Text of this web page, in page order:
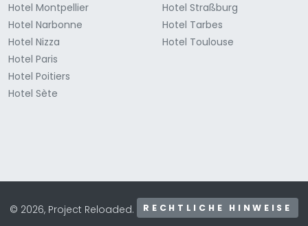
Hotel Montpellier
Hotel Narbonne
Hotel Nizza
Hotel Paris
Hotel Poitiers
Hotel Sète
Hotel Straßburg
Hotel Tarbes
Hotel Toulouse
© 2026, Project Reloaded. RECHTLICHE HINWEISE